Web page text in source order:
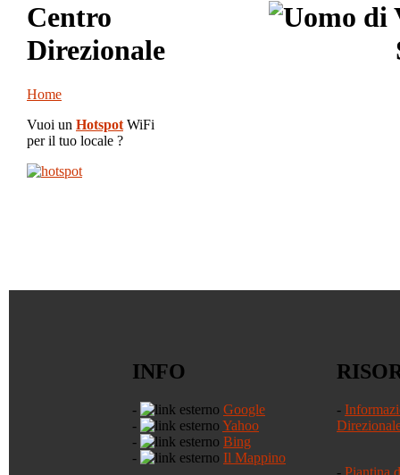
Centro
Direzionale
Home
Vuoi un Hotspot WiFi
per il tuo locale ?
INFO
-
Google
-
Yahoo
-
Bing
-
Il Mappino
-
- Piantina